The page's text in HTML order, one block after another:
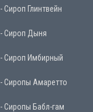
- Сироп Глинтвейн
- Сироп Дыня
- Сироп Имбирный
- Сиропы Амаретто
- Сиропы Бабл-гам